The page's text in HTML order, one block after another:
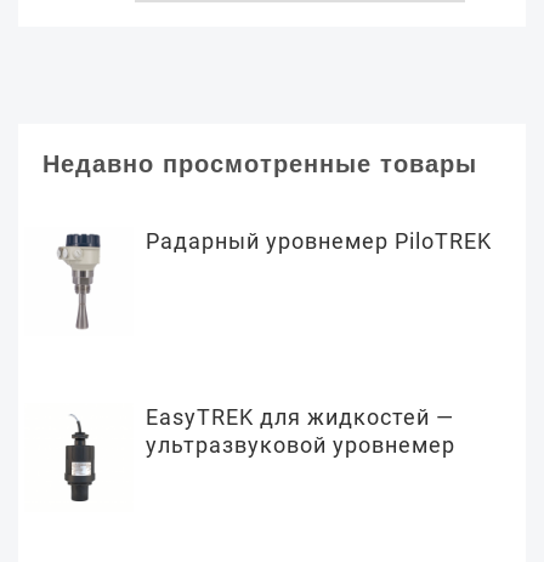
Недавно просмотренные товары
Радарный уровнемер PiloTREK
EasyTREK для жидкостей —
ультразвуковой уровнемер